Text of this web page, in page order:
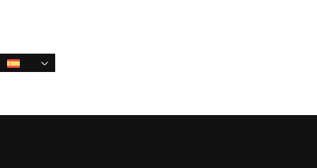
navegación